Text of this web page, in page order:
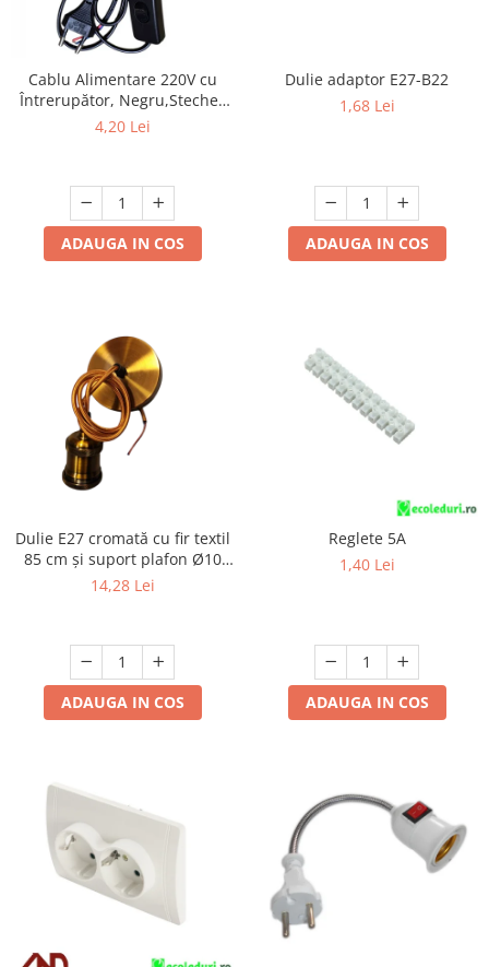
Mufe,Accesorii TV
Multimetru Digital
Prelungitoare/Derulatoare
Triplu Stecher
Întrerupătoare/Comutatoare
Ştechere/Stecher adaptor
Corpuri Led lineare
Feronerie
Butuc yala,Broaste usa,Lacat
Tablou si sigurante electrice
Scule / utile / sonerii/ rulete
Adezivi si benzi adezive
Chei , clesti , patenti
Pistoale de lipit si accesorii
taiat,accesorii pentru gaurit si
Trepied
Ventilator
Lanterne
Conetica si conexiuni
Cablu Alimentare 220V cu
Întrerupător, Negru,Stecher
Plat, 1.5m, 2 Fire - Ideal
4,20 Lei
ADAUGA IN COS
Dulie adaptor E27-B22
1,68 Lei
ADAUGA IN COS
Dulie E27 cromată cu fir textil
85 cm și suport plafon Ø10
cm, cu accesorii de montaj
14,28 Lei
ADAUGA IN COS
Reglete 5A
1,40 Lei
ADAUGA IN COS